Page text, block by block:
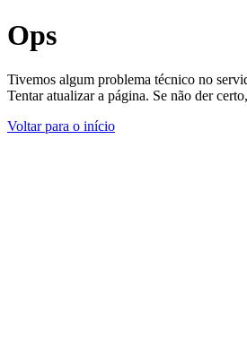
Ops
Tivemos algum problema técnico no
Tentar atualizar a página. Se não der
Voltar para o início